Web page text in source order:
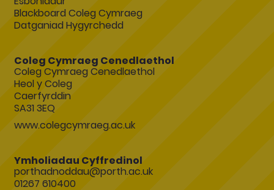
Blackboard Coleg Cymraeg
Datganiad Hygyrchedd
Coleg Cymraeg Cenedlaethol
Coleg Cymraeg Cenedlaethol
Heol y Coleg
Caerfyrddin
SA31 3EQ
www.colegcymraeg.ac.uk
Ymholiadau Cyffredinol
porthadnoddau@porth.ac.uk
01267 610400